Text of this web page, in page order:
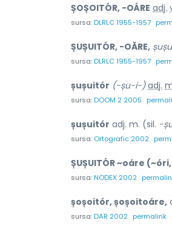
ȘOȘOITÓR, -OÁRE adj.
sursa:DLRLC 1955-1957
ȘUȘUITÓR, -OĂRE,
sursa:DLRLC 1955-1957
șușuitór (-șu-i-) adj.
sursa:DOOM 2 2005
șușuitór adj. m. (sil. -
sursa: Ortografic 2002
ȘUȘUITÓR ~oáre
sursa:NODEX 2002
șoșoitór, șoșoitoáre,
sursa:DAR 2002 permalink